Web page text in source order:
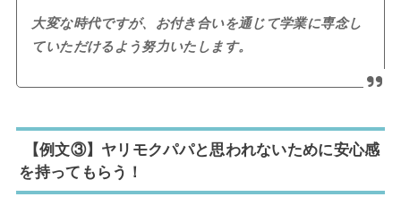
大変な時代ですが、お付き合いを通じて学業に専念し
ていただけるよう努力いたします。
【例文③】ヤリモクパパと思われないために安心感
を持ってもらう！